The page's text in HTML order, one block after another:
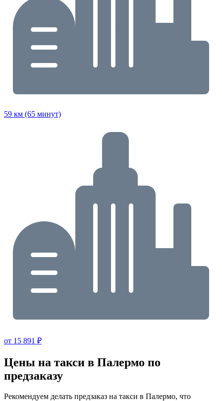
59 км (65 минут)
от 15 891 ₽
Цены на такси в Палермо по
предзаказу
Рекомендуем делать предзаказ на такси в Палермо, что